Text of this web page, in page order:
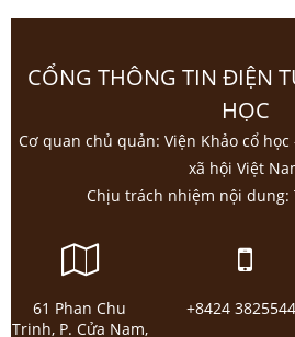
CỔNG THÔNG TIN ĐIỆN
HỌC
Cơ quan chủ quản: Viện Khảo cổ
xã hội Việt
Chịu trách nhiệm nội dung:
61 Phan Chu
Trinh, P. Cửa Nam,
+8424